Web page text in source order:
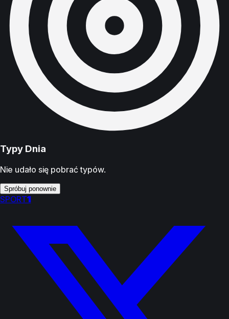
Typy Dnia
Nie udało się pobrać typów.
Spróbuj ponownie
SPORT1